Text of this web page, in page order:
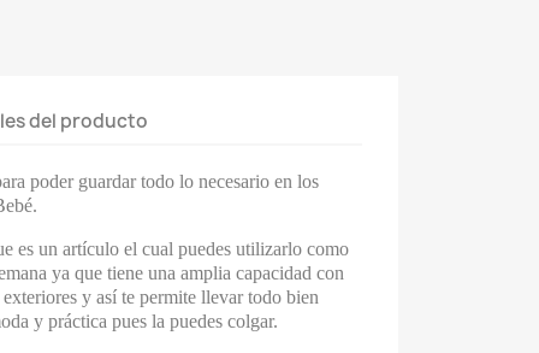
del producto
poder guardar todo lo necesario en los
es un artículo el cual puedes utilizarlo como
ya que tiene una amplia capacidad con
y así te permite llevar todo bien
y práctica pues la puedes colgar.